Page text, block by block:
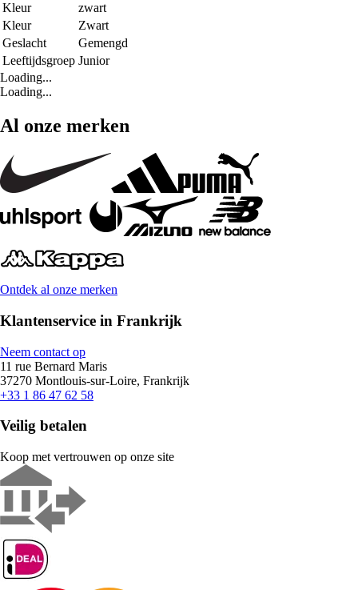
Kleur
zwart
Kleur
Zwart
Geslacht
Gemengd
Leeftijdsgroep Junior
Loading...
Loading...
Al onze merken
Ontdek al onze merken
Klantenservice in Frankrijk
Neem contact op
11 rue Bernard Maris
37270 Montlouis-sur-Loire, Frankrijk
+33 1 86 47 62 58
Veilig betalen
Koop met vertrouwen op onze site